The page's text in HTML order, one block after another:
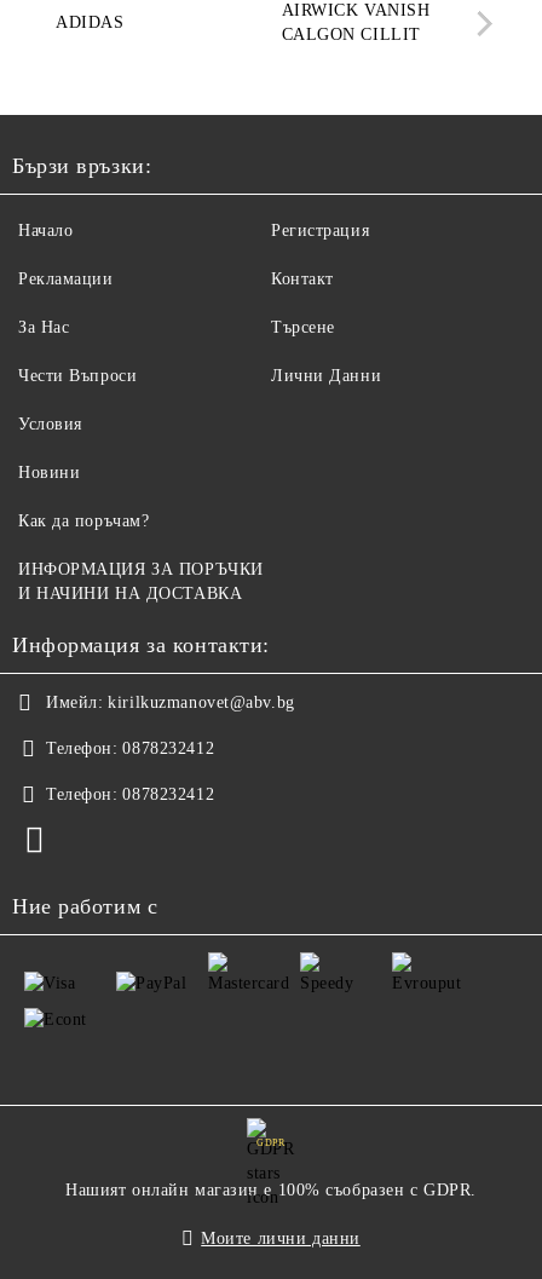
ADIDAS
AIRWICK VANISH
CALGON CILLIT
Бързи връзки:
Начало
Рекламации
За Нас
Чести Въпроси
Регистрация
Контакт
Търсене
Лични Данни
Условия
Новини
Как да поръчам?
ИНФОРМАЦИЯ ЗА ПОРЪЧКИ
И НАЧИНИ НА ДОСТАВКА
Информация за контакти:
Имейл: kirilkuzmanovet@abv.bg
Телефон: 0878232412
Телефон: 0878232412
Ние работим с
GDPR
Нашият онлайн магазин е 100% съобразен с GDPR.
Моите лични данни